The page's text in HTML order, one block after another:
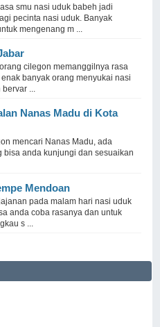
smu nasi uduk babeh jadi
pecinta nasi uduk. Banyak
mengenang m ...
cilegon memanggilnya rasa
banyak orang menyukai nasi
...
Nanas Madu di Kota
mencari Nanas Madu, ada
bisa anda kunjungi dan sesuaikan
Mendoan
pada malam hari nasi uduk
anda coba rasanya dan untuk
s ...